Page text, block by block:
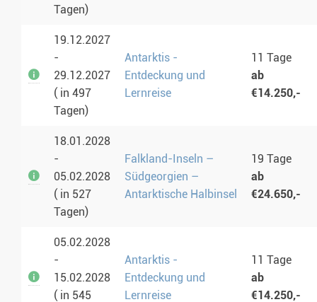
Tagen)
19.12.2027
-
29.12.2027
( in 497
Tagen)
Antarktis -
Entdeckung und
Lernreise
11 Tage
ab
€14.250,-
18.01.2028
-
05.02.2028
( in 527
Tagen)
Falkland-Inseln –
Südgeorgien –
Antarktische Halbinsel
19 Tage
ab
€24.650,-
05.02.2028
-
15.02.2028
( in 545
Antarktis -
Entdeckung und
Lernreise
11 Tage
ab
€14.250,-